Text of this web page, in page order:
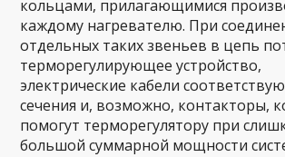
кольцами, прилагающимися
каждому нагревателю. При
отдельных таких звеньев в цепь
терморегулирующее устройство,
электрические кабели
сечения и, возможно, контакторы,
помогут терморегулятору при
большой суммарной мощности